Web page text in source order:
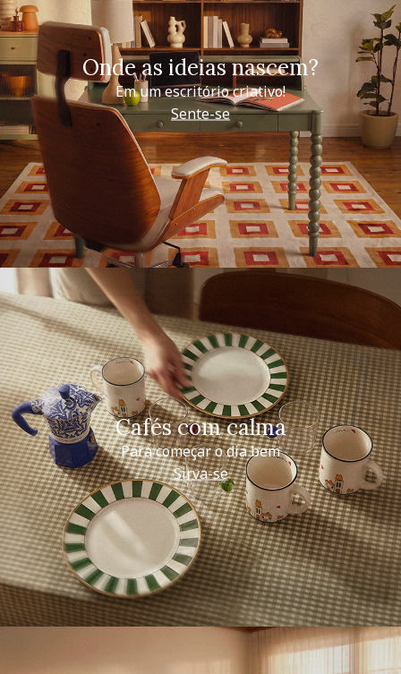
Onde as ideias nascem?
Em um escritório criativo!
Sente-se
Cafés com calma
Para começar o dia bem
Sirva-se